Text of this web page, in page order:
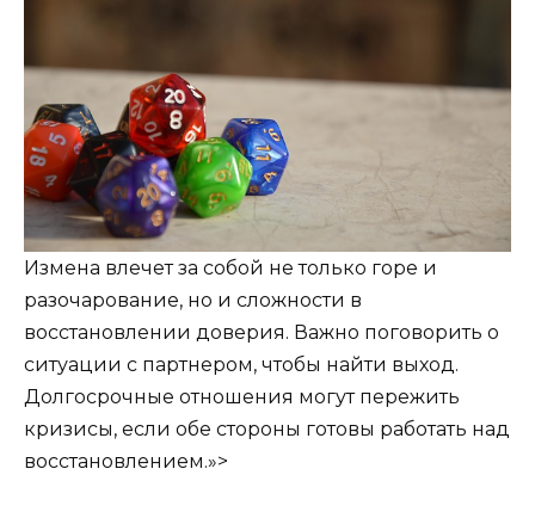
Измена влечет за собой не только горе и
разочарование, но и сложности в
восстановлении доверия. Важно поговорить о
ситуации с партнером, чтобы найти выход.
Долгосрочные отношения могут пережить
кризисы, если обе стороны готовы работать над
восстановлением.»>